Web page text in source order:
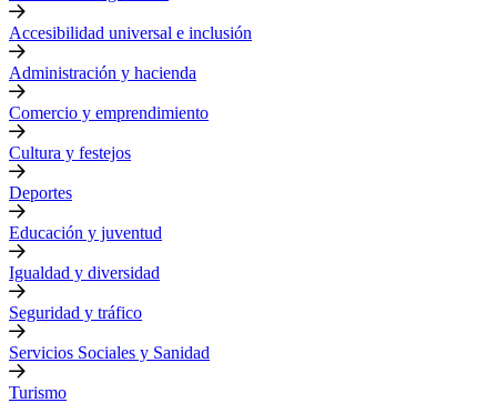
Accesibilidad universal e inclusión
Administración y hacienda
Comercio y emprendimiento
Cultura y festejos
Deportes
Educación y juventud
Igualdad y diversidad
Seguridad y tráfico
Servicios Sociales y Sanidad
Turismo